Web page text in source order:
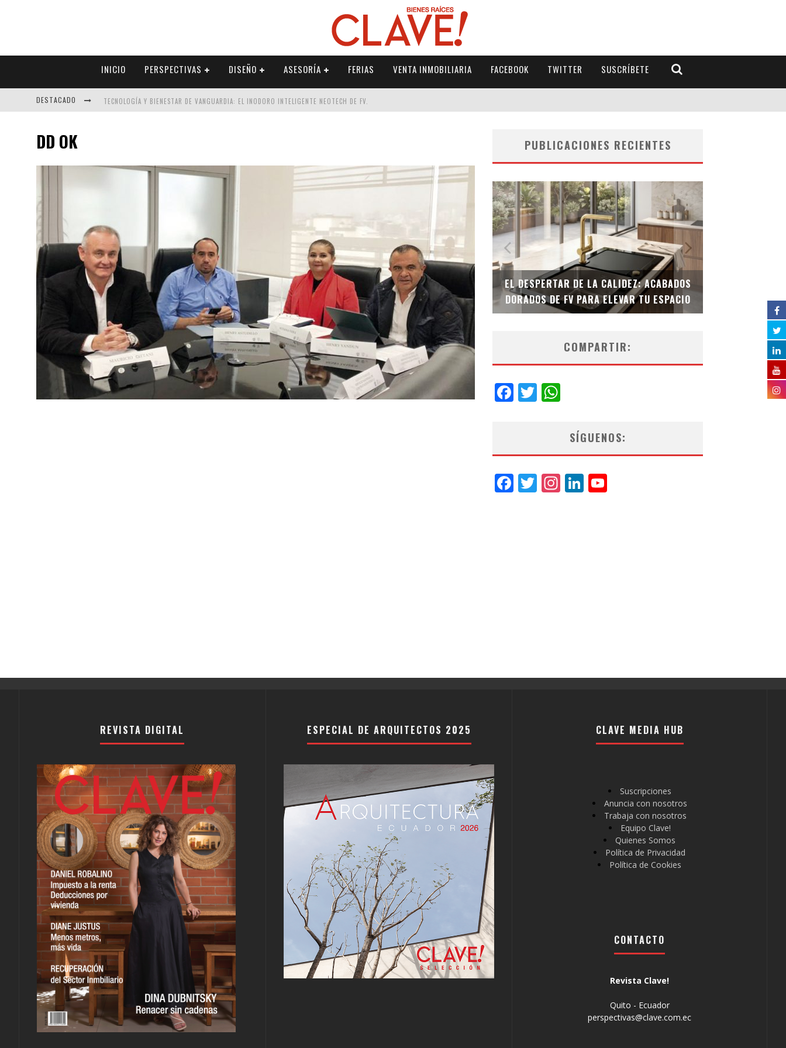
INICIO PERSPECTIVAS DISEÑO ASESORÍA FERIAS VENTA INMOBILIARIA FACEBOOK TWITTER SUSCRÍBETE
DESTACADO TECNOLOGÍA Y BIENESTAR DE VANGUARDIA: EL INODORO INTELIGENTE NEOTECH DE FV.
EL DESPERTAR DE LA CALIDEZ: ACABADOS DORADOS DE FV PARA ELEVAR TU ESPACIO
DD OK PUBLICACIONES RECIENTES
SAINT-GOBAIN IMPTEK – XI CONVENCIÓN
INTERNACIONAL
EL DESPERTAR DE LA CALIDEZ: ACABADOS
DORADOS DE FV PARA ELEVAR TU ESPACIO
EL INODORO
COMPARTIR:
Facebook
Twitter
SÍGUENOS:
Facebook
Twitter
Instagram
LinkedIn
REVISTA DIGITAL ESPECIAL DE ARQUITECTOS 2025 CLAVE MEDIA HUB
Suscripciones
Anuncia con nosotros
Trabaja con nosotros
Equipo Clave!
Quienes Somos
Política de Privacidad
Política de Cookies
CONTACTO
Revista Clave!
Quito - Ecuador
perspectivas@clave.com.ec